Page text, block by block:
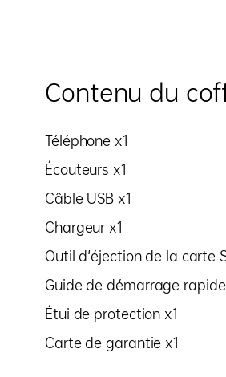
Contenu du
Téléphone x1
Écouteurs x1
Câble USB x1
Chargeur x1
Outil d'éjection de la carte
Guide de démarrage rapide
Étui de protection x1
Carte de garantie x1